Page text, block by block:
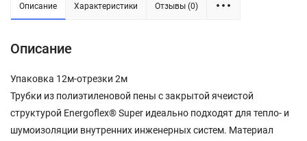
Описание Характеристики Отзывы (0)
Описание
Упаковка 12м-отрезки 2м
Трубки из полиэтиленовой пены с закрытой ячеистой
структурой Energoflex® Super идеально подходят для тепло- и
шумоизоляции внутренних инженерных систем. Материал